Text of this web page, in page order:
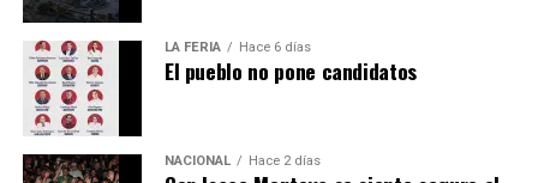
LA FERIA Hace 6 días
El pueblo no pone candidatos
NACIONAL Hace 2 días